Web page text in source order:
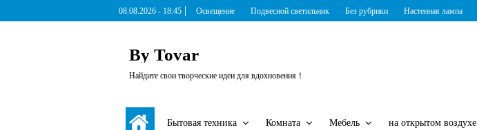
to
08.08.2026 - 18:45 Освещение Подвесной светильник Без рубрики Настенная лампа
By Tovar
Найдите свои творческие идеи для вдохновения！
Бытовая техника Комната Мебель на открытом воздухе